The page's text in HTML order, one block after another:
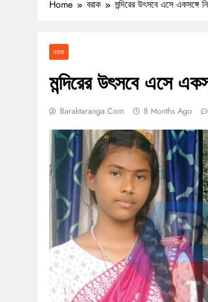
Home বরাক মন্দিরের উৎসবে এসে একসঙ্গে
বরাক
মন্দিরের উৎসবে এসে
Baraktaranga.com 8 Months Ago